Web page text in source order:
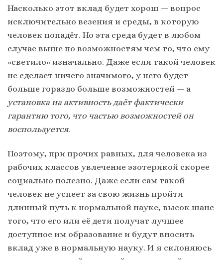
Насколько этот вклад будет хорош — вопрос
исключительно везения и среды, в которую
человек попадёт. Но эта среда будет в любом
случае выше по возможностям чем то, что ему
«светило» изначально. Даже если такой человек
не сделает ничего значимого, у него будет
больше гораздо больше возможностей — а
установка на активность даёт фактически
гарантию того, что частью возможностей он
воспользуется.
Поэтому, при прочих равных, для человека из
рабочих классов увлечение эзотерикой скорее
социально полезно. Даже если сам такой
человек не успеет за свою жизнь пройти
длинный путь к нормальной науке, высок шанс
того, что его или её дети получат лучшее
доступное им образование и будут вносить
вклад уже в нормальную науку. И я склоняюсь